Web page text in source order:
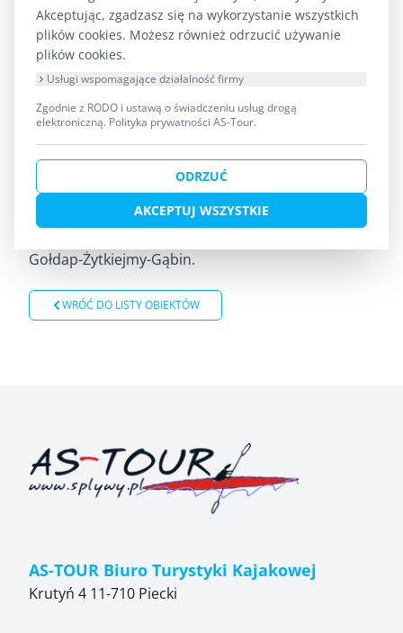
góry. Odwiedźcie izbę regionalną, a jeśli starczy
Wam siły, przespacerujcie się ścieżką wokół jeziora
Jaczno, która liczy 7 km. Zjawiskowy krajobraz tych
okolic wykorzystał Tadeusz Konwicki kręcąc
„Dolinę Issy” i Andrzej Wajda kręcąc „Pana
Tadeusza”.
Szlak pieszy „Z Wigierskiego Parku Narodowego po
Puszczę Romincką” kończy się w Żytkiejmach. We
wsi polecamy Wam zobaczyć kościół z końca XVI w.
oraz dawny budynek stacji Żytkiejmy linii kolejowej
Gołdap-Żytkiejmy-Gąbin.
WRÓĆ DO LISTY OBIEKTÓW
AS-TOUR Biuro Turystyki Kajakowej
Krutyń 4 11-710 Piecki
Akceptując, zgadzasz się na wykorzystanie wszystkich
plików cookies. Możesz również odrzucić używanie
plików cookies.
Usługi wspomagające działalność firmy
Zgodnie z RODO i ustawą o świadczeniu usług drogą
elektroniczną. Polityka prywatności AS-Tour.
ODRZUĆ
AKCEPTUJ WSZYSTKIE